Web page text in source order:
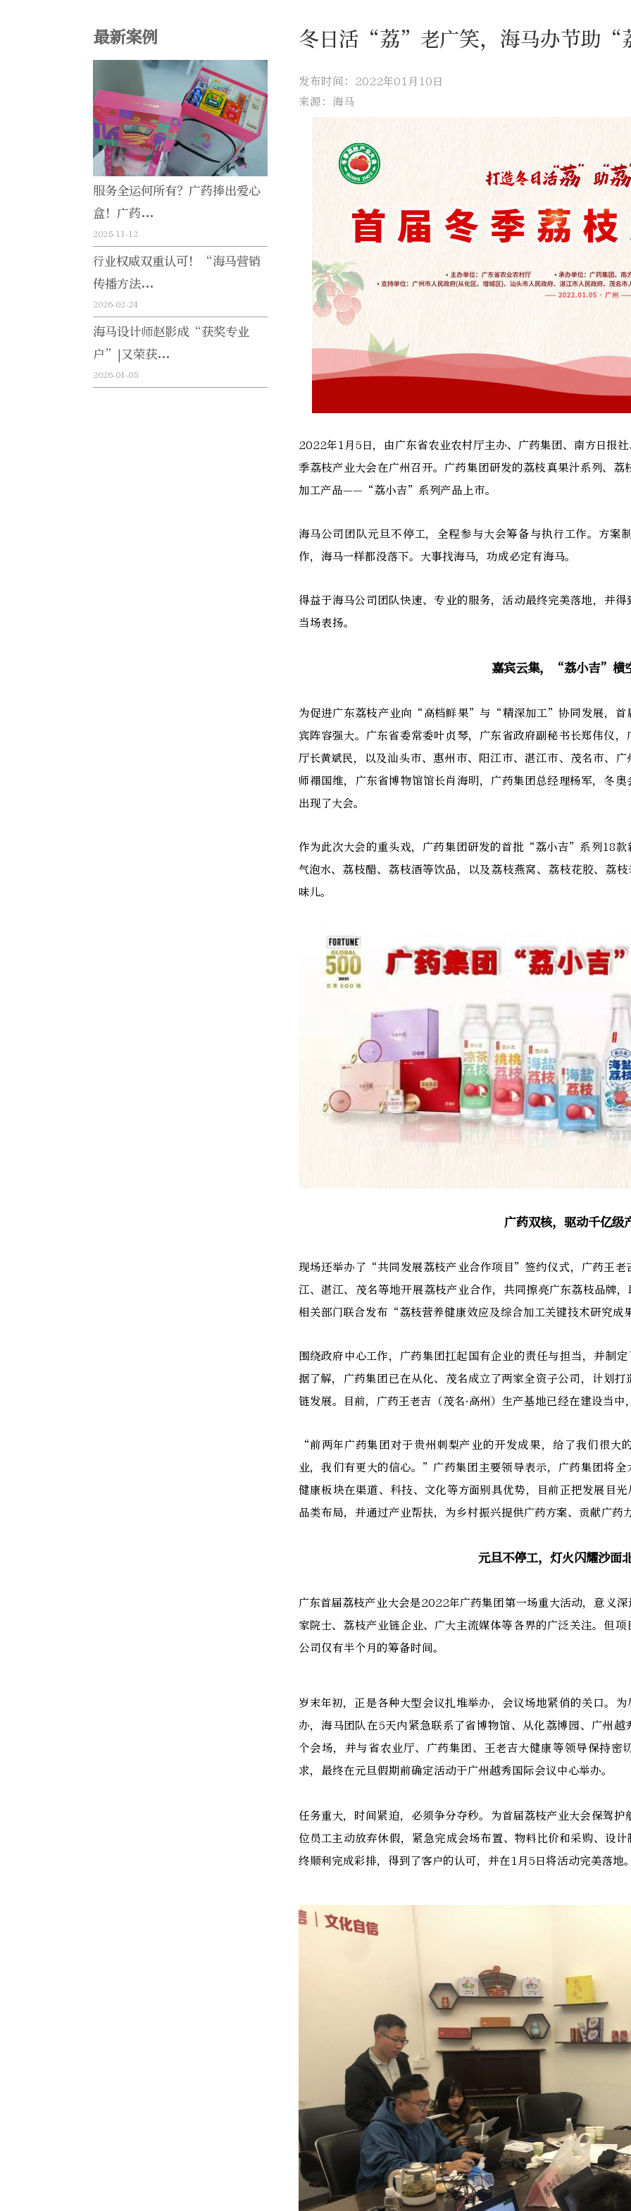
冬日活“荔”老广笑，海马办节助
发布时间：2022年01月10日
来源：海马
2022年1月5日，由广东省农业农村厅主办、广药集团、南方日报
季荔枝产业大会在广州召开。广药集团研发的荔枝真果汁系列、
加工产品——“荔小吉”系列产品上市。
海马公司团队元旦不停工，全程参与大会筹备与执行工作。方案
作，海马一样都没落下。大事找海马，功成必定有海马。
得益于海马公司团队快速、专业的服务，活动最终完美落地，并
当场表扬。
嘉宾云集，“荔小吉”横
为促进广东荔枝产业向“高档鲜果”与“精深加工”协同发展，首
宾阵容强大。广东省委常委叶贞琴，广东省政府副秘书长郑伟仪
厅长黄斌民，以及汕头市、惠州市、阳江市、湛江市、茂名市、
师禤国维，广东省博物馆馆长肖海明，广药集团总经理杨军，冬
出现了大会。
作为此次大会的重头戏，广药集团研发的首批“荔小吉”系列18款
气泡水、荔枝醋、荔枝酒等饮品，以及荔枝燕窝、荔枝花胶、荔
味儿。
广药双核，驱动千亿级
现场还举办了“共同发展荔枝产业合作项目”签约仪式，广药王老
江、湛江、茂名等地开展荔枝产业合作，共同擦亮广东荔枝品牌
相关部门联合发布“荔枝营养健康效应及综合加工关键技术研究成
围绕政府中心工作，广药集团扛起国有企业的责任与担当，并制
据了解，广药集团已在从化、茂名成立了两家全资子公司，计划
链发展。目前，广药王老吉（茂名·高州）生产基地已经在建设当
“前两年广药集团对于贵州刺梨产业的开发成果，给了我们很大
业，我们有更大的信心。”广药集团主要领导表示，广药集团将
健康板块在渠道、科技、文化等方面别具优势，目前正把发展目
品类布局，并通过产业帮扶，为乡村振兴提供广药方案、贡献广药
元旦不停工，灯火闪耀沙面
广东首届荔枝产业大会是2022年广药集团第一场重大活动，意义
家院士、荔枝产业链企业、广大主流媒体等各界的广泛关注。但
公司仅有半个月的筹备时间。
岁末年初，正是各种大型会议扎堆举办，会议场地紧俏的关口。
办，海马团队在5天内紧急联系了省博物馆、从化荔博园、广州
个会场，并与省农业厅、广药集团、王老吉大健康等领导保持密
求，最终在元旦假期前确定活动于广州越秀国际会议中心举办。
任务重大，时间紧迫，必须争分夺秒。为首届荔枝产业大会保驾
位员工主动放弃休假，紧急完成会场布置、物料比价和采购、设
终顺利完成彩排，得到了客户的认可，并在1月5日将活动完美落地
最新案例
服务全运何所有？广药捧出爱心
盒！广药...
2025-11-12
行业权威双重认可！“海马营销
传播方法...
2026-02-24
海马设计师赵影成“获奖专业
户”|又荣获...
2026-01-05